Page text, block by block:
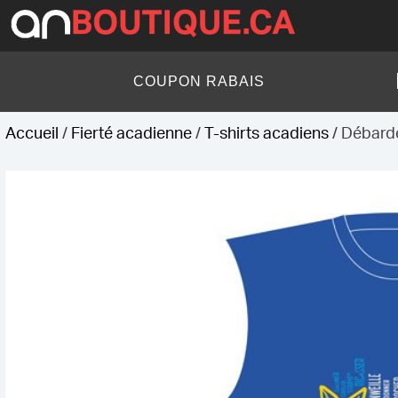
Skip
to
content
COUPON RABAIS
Accueil / Fierté acadienne/T-shirts acadiens/